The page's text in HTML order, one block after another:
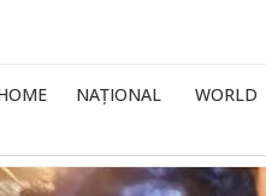
NAȚIONAL WORLD